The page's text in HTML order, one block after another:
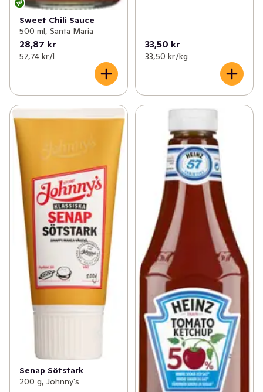
Sweet Chili Sauce
500 ml, Santa Maria
28,87 kr
57,74 kr /l
33,50 kr
33,50 kr /kg
Senap Sötstark
200 g, Johnny's